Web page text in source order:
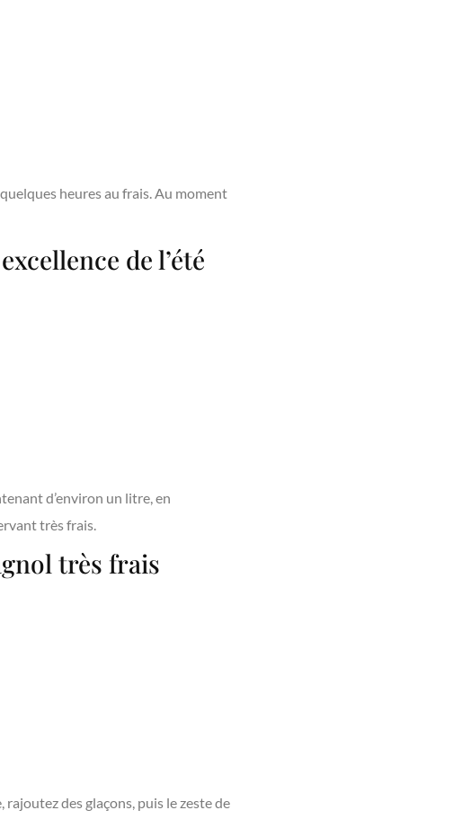
heures au frais. Au moment
de l’été
d’environ un litre, en
très frais.
très frais
des glaçons, puis le zeste de